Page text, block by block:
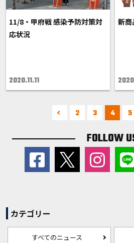
11/8・甲府戦 感染予防対策対
応状況
2020.11.11
新商
2 3 4 5
FOLLOW
カテゴリー
すべてのニュース